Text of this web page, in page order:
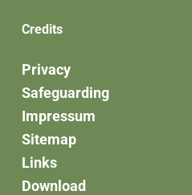
Credits
Privacy
Safeguarding
Impressum
Sitemap
Links
Download